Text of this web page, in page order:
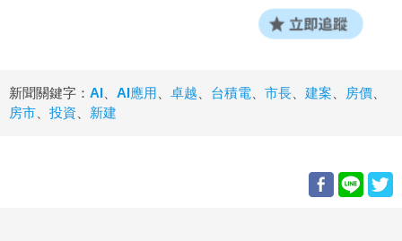
新聞關鍵字： AI AI應用 卓越 台積電 市長 建案 房價
房市
投資 新建